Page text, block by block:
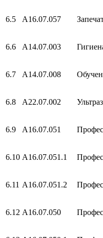
6.5 А16.07.057
6.6 А14.07.003
6.7 А14.07.008
6.8 А22.07.002
6.9 А16.07.051
6.10 А16.07.051.1
6.11 А16.07.051.2
6.12 A16.07.050